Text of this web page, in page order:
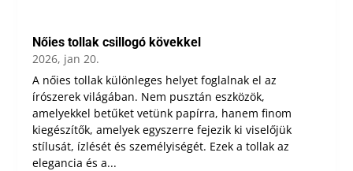
Nőies tollak csillogó kövekkel
2026, jan 20.
A nőies tollak különleges helyet foglalnak el az
írószerek világában. Nem pusztán eszközök,
amelyekkel betűket vetünk papírra, hanem finom
kiegészítők, amelyek egyszerre fejezik ki viselőjük
stílusát, ízlését és személyiségét. Ezek a tollak az
elegancia és a...